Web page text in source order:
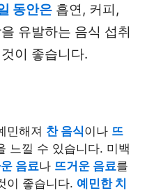
동안은 흡연, 커피,
유발하는 음식 섭취
이 좋습니다.
민해져 찬 음식이나 뜨
느낄 수 있습니다. 미백
음료나 뜨거운 음료를
이 좋습니다. 예민한 치